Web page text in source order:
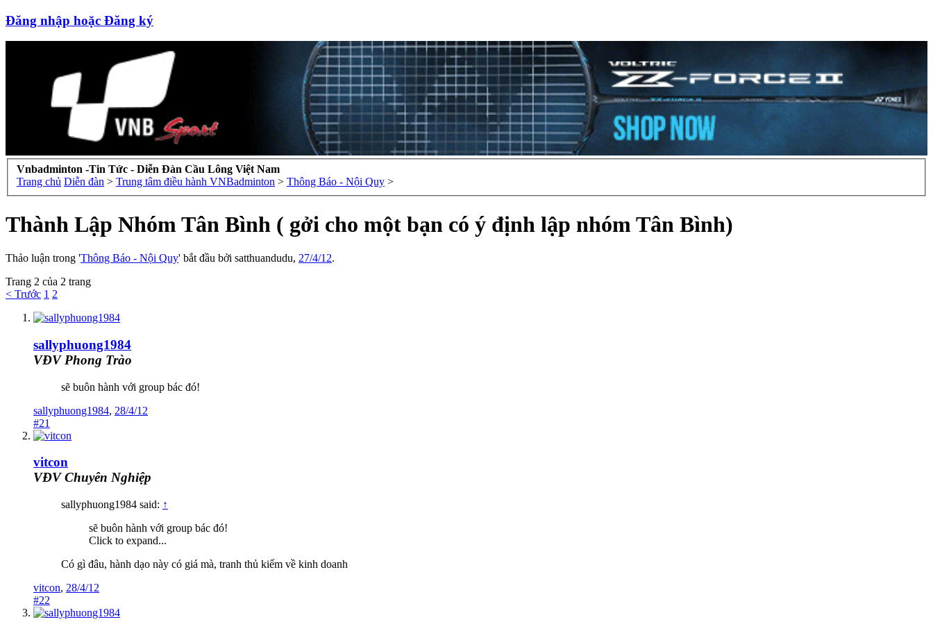
Đăng nhập hoặc Đăng ký
Vnbadminton -Tin Tức - Diễn Đàn Cầu Lông Việt Nam
Trang chủ Diễn đàn > Trung tâm điều hành VNBadminton > Thông Báo - Nội Quy >
Thành Lập Nhóm Tân Bình ( gởi cho một bạn có ý định lập nhóm Tân Bình)
Thảo luận trong 'Thông Báo - Nội Quy' bắt đầu bởi satthuandudu, 27/4/12.
Trang 2 của 2 trang
< Trước 1 2
sallyphuong1984
VĐV Phong Trào
sẽ buôn hành với group bác đó!
sallyphuong1984, 28/4/12
#21
vitcon
VĐV Chuyên Nghiệp
sallyphuong1984 said: ↑
sẽ buôn hành với group bác đó!
Click to expand...
Có gì đâu, hành dạo này có giá mà, tranh thủ kiếm về kinh doanh
vitcon, 28/4/12
#22